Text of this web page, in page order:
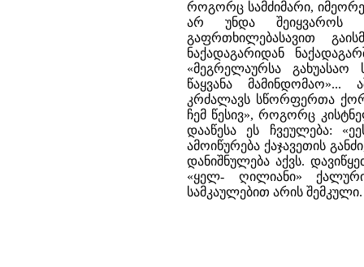
როგორც სამძიმარი,
არ უნდა შეიყვაროს
გაფრთხილებასავით
ნაქადაგარიდან
«მეგრელაურსა
წაყვანა
კრძალავს სწორფერთა
ჩემ წესივ», როგორც
დააწესა ეს ჩვეულება:
ამოიწურება ქაჯავეთის
დანიშნულება აქვს.
«ყელ- ღილიანი»
სამკაულებით არის შემკული.